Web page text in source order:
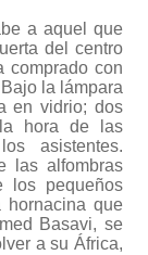
a aquel que
del centro
comprado con
la lámpara
en vidrio; dos
hora de las
asistentes.
las alfombras
los pequeños
que
Basavi, se
a su África,